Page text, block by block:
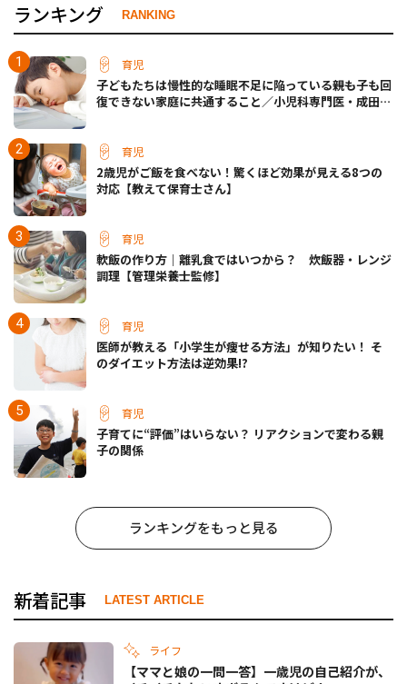
ランキング RANKING
育児
子どもたちは慢性的な睡眠不足に陥っている――親も子も回
復できない家庭に共通すること／小児科専門医・成田奈
育児
2歳児がご飯を食べない！驚くほど効果が見える8つの
対応【教えて保育士さん】
育児
軟飯の作り方｜離乳食ではいつから？ 炊飯器・レンジ
調理【管理栄養士監修】
育児
医師が教える「小学生が痩せる方法」が知りたい！ そ
のダイエット方法は逆効果!?
育児
子育てに“評価”はいらない？ リアクションで変わる親
子の関係
ランキングをもっと見る
新着記事 LATEST ARTICLE
ライフ
【ママと娘の一問一答】一歳児の自己紹介が、